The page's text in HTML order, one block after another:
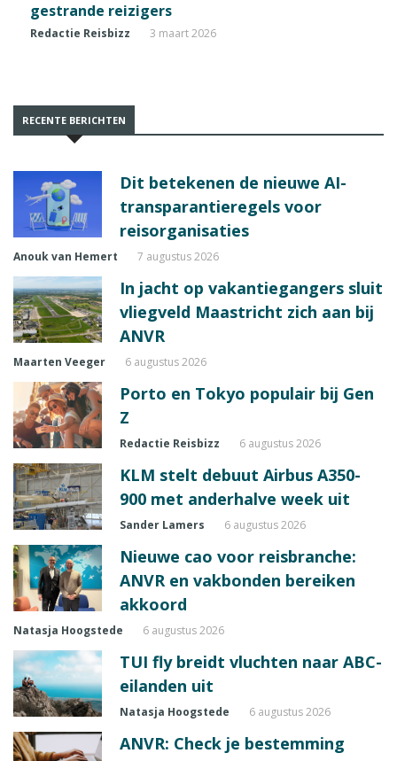
gestrande reizigers
Redactie Reisbizz 3 maart 2026
RECENTE BERICHTEN
Dit betekenen de nieuwe AI-
transparantieregels voor
reisorganisaties
Anouk van Hemert 7 augustus 2026
In jacht op vakantiegangers sluit
vliegveld Maastricht zich aan bij
ANVR
Maarten Veeger 6 augustus 2026
Porto en Tokyo populair bij Gen
Z
Redactie Reisbizz 6 augustus 2026
KLM stelt debuut Airbus A350-
900 met anderhalve week uit
Sander Lamers 6 augustus 2026
Nieuwe cao voor reisbranche:
ANVR en vakbonden bereiken
akkoord
Natasja Hoogstede 6 augustus 2026
TUI fly breidt vluchten naar ABC-
eilanden uit
Natasja Hoogstede 6 augustus 2026
ANVR: Check je bestemming